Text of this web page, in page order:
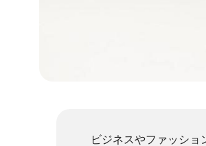
ビジネスやファッショ